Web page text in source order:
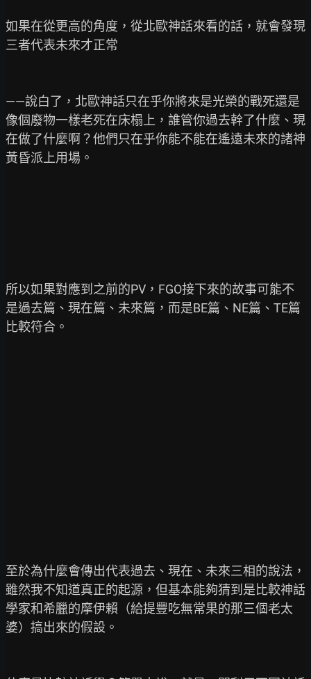
如果在從更高的角度，從北歐神話來看的話，就會發現
三者代表未來才正常
——說白了，北歐神話只在乎你將來是光榮的戰死還是
像個廢物一樣老死在床榻上，誰管你過去幹了什麼、現
在做了什麼啊？他們只在乎你能不能在遙遠未來的諸神
黃昏派上用場。
所以如果對應到之前的PV，FGO接下來的故事可能不
是過去篇、現在篇、未來篇，而是BE篇、NE篇、TE篇
比較符合。
至於為什麼會傳出代表過去、現在、未來三相的說法，
雖然我不知道真正的起源，但基本能夠猜到是比較神話
學家和希臘的摩伊賴（給提豐吃無常果的那三個老太
婆）搞出來的假設。